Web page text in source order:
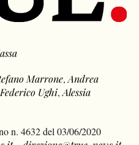
Marrone,Andrea
Federico Ughi,Alessia
n. 4632 del 03/06/2020